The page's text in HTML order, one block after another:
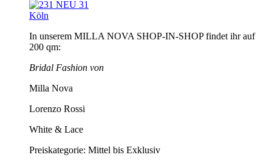
Köln
In unserem MILLA NOVA SHOP-IN-SHOP findet ihr auf
200 qm:
Bridal Fashion von
Milla Nova
Lorenzo Rossi
White & Lace
Preiskategorie: Mittel bis Exklusiv